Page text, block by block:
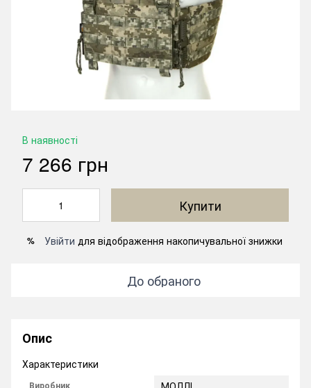
В наявності
7 266 грн
Купити
% Увійти для відображення накопичувальної знижки
До обраного
Опис
Характеристики
Виробник